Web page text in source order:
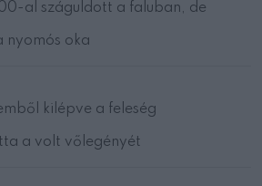
al száguldott a faluban, de
nyomós oka
kilépve a feleség
a volt vőlegényét